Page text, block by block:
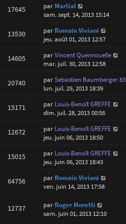
17645 par Martial
sam. sept. 14, 2013 15:14
13530 par Romain Viviani
jeu. août 01, 2013 12:57
14605 parVincent Quennouelle
mar. juil. 30, 2013 12:58
20740 parSebastien Baumberger 83
lun. juil. 29, 2013 18:39
15171 par Louis-Benoît GREFFE
dim. juil. 28, 2013 00:56
12672 par Louis-Benoît GREFFE
jeu. juin 06, 2013 18:50
15015 par Louis-Benoît GREFFE
jeu. juin 06, 2013 18:43
64756 par Romain Viviani
ven. juin 14, 2013 17:58
12737 par Roger Moretti
sam. juin 01, 2013 12:10